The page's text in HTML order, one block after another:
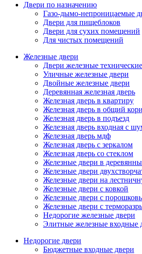
Двери по назначению
Газо-дымо-непроницаемые
Двери для пищеблоков
Двери для сухих помещений
Для чистых помещений
Железные двери
Двери железные технические
Уличные железные двери
Двойные железные двери
Деревянная железная дверь
Железная дверь в квартиру
Железная дверь в общий
Железная дверь в подъезд
Железная дверь входная с
Железная дверь мдф
Железная дверь с зеркалом
Железная дверь со стеклом
Железные двери в
Железные двери
Железные двери на
Железные двери с ковкой
Железные двери с
Железные двери с
Недорогие железные двери
Элитные железные входные
Недорогие двери
Бюджетные входные двери